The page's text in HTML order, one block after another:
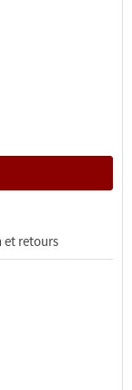
et retours